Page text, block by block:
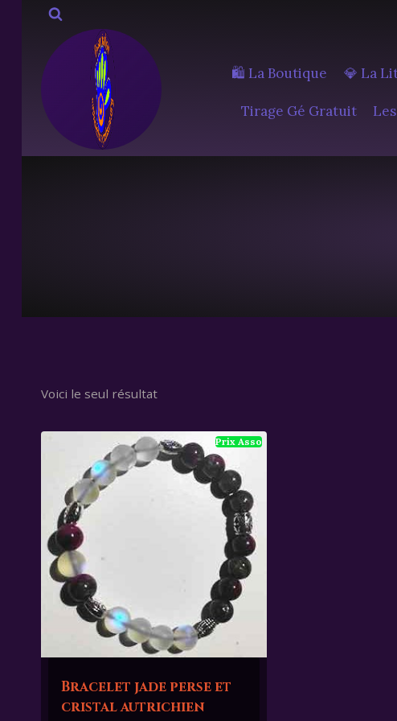
Aller
contenu
🛍️ La Boutique 💎 La
Tirage Gé Gratuit
Voici le seul résultat
Bracelet jade perse et
cristal autrichien